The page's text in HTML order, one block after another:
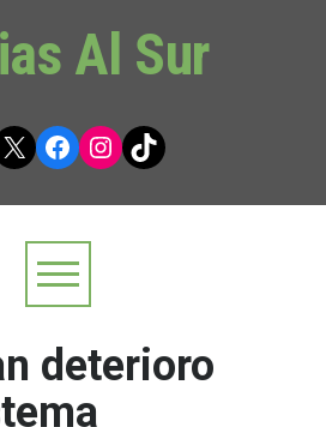
Al Sur
X Facebook
Instagram
TikTok
deterioro